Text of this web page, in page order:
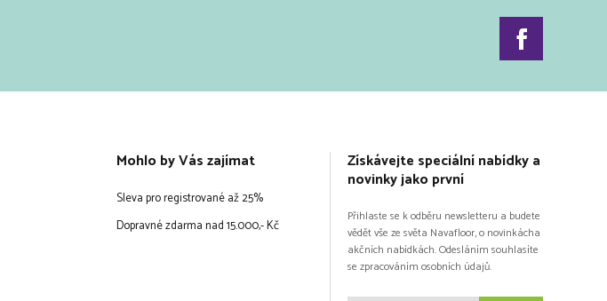
Mohlo by Vás zajímat
Sleva pro registrované až 25%
Dopravné zdarma nad 15.000,- Kč
Získávejte speciální nabídky a
novinky jako první
Přihlaste se k odběru newsletteru a budete
vědět vše ze světa Navafloor, o novinkácha
akčních nabídkách. Odesláním souhlasíte
se zpracováním osobních údajů.